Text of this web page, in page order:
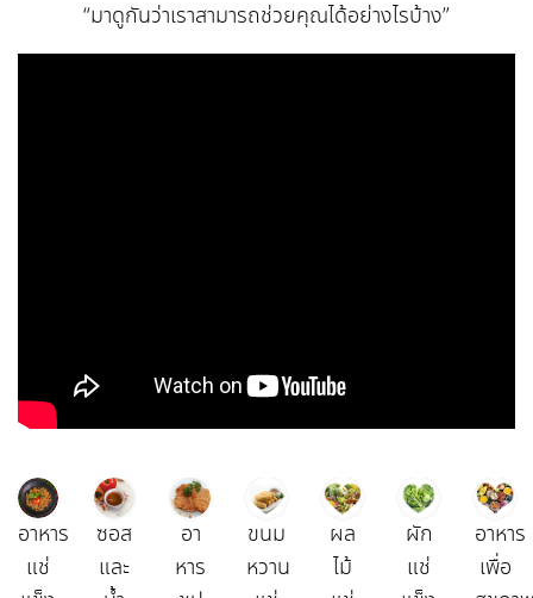
“มาดูกันว่าเราสามารถช่วยคุณได้อย่างไรบ้าง”
อาหาร
แช่
ซอส
และ
อา
หาร
ขนม
หวาน
ผล
ไม้
ผัก
แช่
อาหาร
เพื่อ